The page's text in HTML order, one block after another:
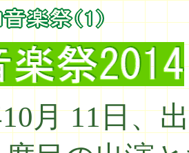
月 11日、